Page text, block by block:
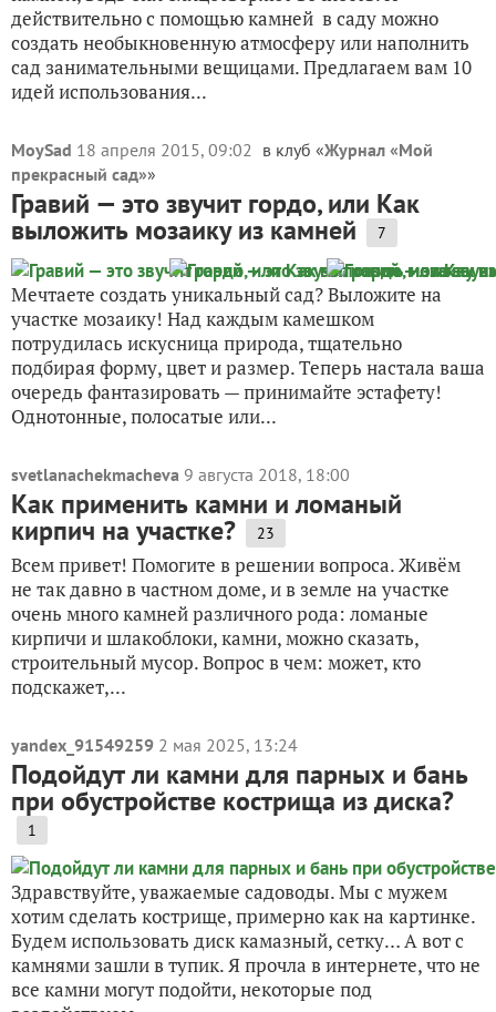
действительно с помощью камней в саду можно
создать необыкновенную атмосферу или наполнить
сад занимательными вещицами. Предлагаем вам 10
идей использования...
MoySad 18 апреля 2015, 09:02 в клуб «Журнал «Мой
прекрасный сад»»
Гравий — это звучит гордо, или Как
выложить мозаику из камней 7
Мечтаете создать уникальный сад? Выложите на
участке мозаику! Над каждым камешком
потрудилась искусница природа, тщательно
подбирая форму, цвет и размер. Теперь настала ваша
очередь фантазировать — принимайте эстафету!
Однотонные, полосатые или...
svetlanachekmacheva 9 августа 2018, 18:00
Как применить камни и ломаный
кирпич на участке? 23
Всем привет! Помогите в решении вопроса. Живём
не так давно в частном доме, и в земле на участке
очень много камней различного рода: ломаные
кирпичи и шлакоблоки, камни, можно сказать,
строительный мусор. Вопрос в чем: может, кто
подскажет,...
yandex_91549259 2 мая 2025, 13:24
Подойдут ли камни для парных и бань
при обустройстве кострища из диска?
1
Здравствуйте, уважаемые садоводы. Мы с мужем
хотим сделать кострище, примерно как на картинке.
Будем использовать диск камазный, сетку… А вот с
камнями зашли в тупик. Я прочла в интернете, что не
все камни могут подойти, некоторые под